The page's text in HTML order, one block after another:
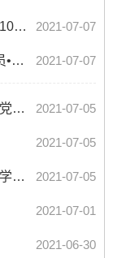
金安区自然资源局：扎实开展庆祝建党100周年系列活动 2021-07-07
规划服务中心党支部:参观“致敬身边党员•记录伟大时代”作品展览 2021-07-07
叶集区自然资源分局贯彻落实中国共产党六安市叶集区第二次代表大会等会议精神 2021-07-05
2021-07-05
市不动产登记中心机关党支部开展党史学习教育“支部书记上党课”活动 2021-07-05
2021-07-01
2021-06-30